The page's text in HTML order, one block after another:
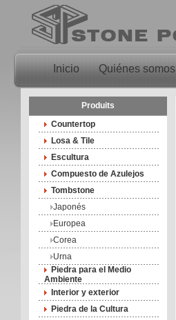
Inicio Quiénes somos
Produits
Countertop
Losa & Tile
Escultura
Compuesto de Azulejos
Tombstone
Japonés
Europea
Corea
Urna
Piedra para el Medio
Ambiente
Interior y exterior
Piedra de la Cultura